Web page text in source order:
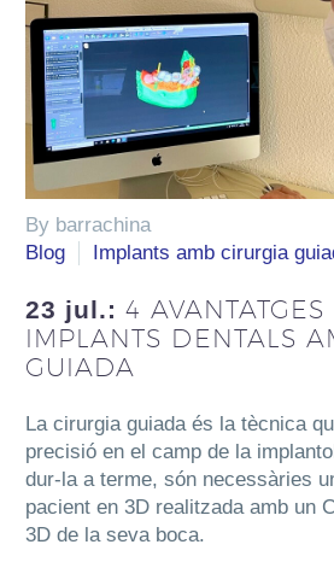
By barrachina
Blog
Implants amb cirurgia
23 jul.:4 AVANTATGES
IMPLANTS DENTALS
GUIADA
La cirurgia guiada és la tècnica
precisió en el camp de la
dur-la a terme, són necessàries
pacient en 3D realitzada amb un
3D de la seva boca.